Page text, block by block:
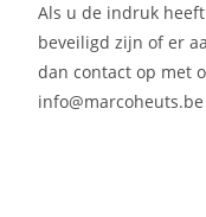
Als u de indruk
beveiligd zijn of er
dan contact op met
info@marcoheuts.be